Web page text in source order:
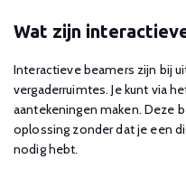
Wat zijn
Interactieve beamers zijn bij
vergaderruimtes. Je kunt via
aantekeningen maken. Deze
oplossing zonder dat je een
nodig hebt.